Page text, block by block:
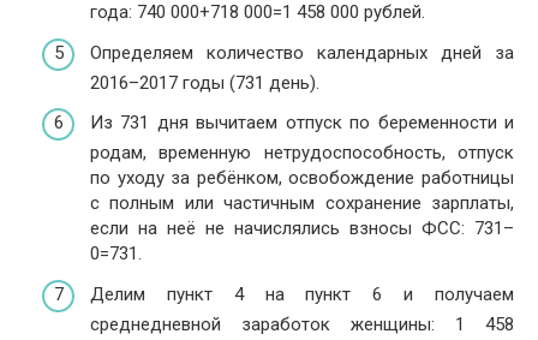
года: 740 000+718 000=1 458 000 рублей.
Определяем количество календарных дней за
2016–2017 годы (731 день).
Из 731 дня вычитаем отпуск по беременности и
родам, временную нетрудоспособность, отпуск
по уходу за ребёнком, освобождение работницы
с полным или частичным сохранение зарплаты,
если на неё не начислялись взносы ФСС: 731–
0=731.
Делим пункт 4 на пункт 6 и получаем
среднедневной заработок женщины: 1 458